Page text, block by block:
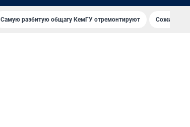
Самую разбитую общагу КемГУ отремонтируют